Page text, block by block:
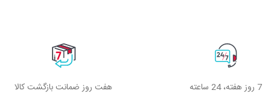
7 روز هفته، 24 ساعته هفت روز ضمانت بازگشت کالا